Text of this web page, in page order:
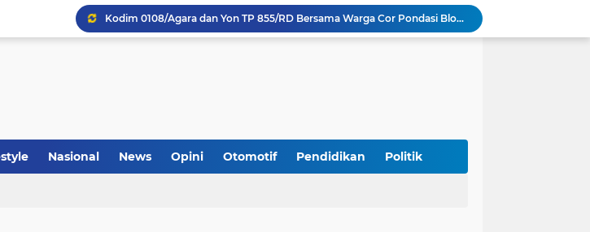
Perkuat Akses dan Mobilitas Masyarakat, Kodim 0106/Ateng Dukung Pembangunan Jembatan Beton di Rusip Antara, Aceh Tengah
Bupati Aceh Besar Perkuat Sinergi dengan Polres Demi Tingkatkan Pelayanan Masyarakat
Program Daily Riding Impression Berlanjut, New Honda Vario EVO 160 Temani Mobilitas Harian Peserta
Nasional News Opini Otomotif Pendidikan Politik